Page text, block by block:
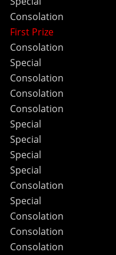
Consolation
First Prize
Consolation
Special
Consolation
Consolation
Consolation
Special
Special
Special
Special
Consolation
Special
Consolation
Consolation
Consolation